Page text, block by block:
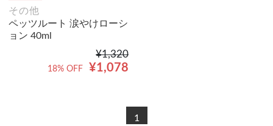
その他
ペッツルート 涙やけローシ
ョン 40ml
¥1,320
¥1,078
18% OFF
1